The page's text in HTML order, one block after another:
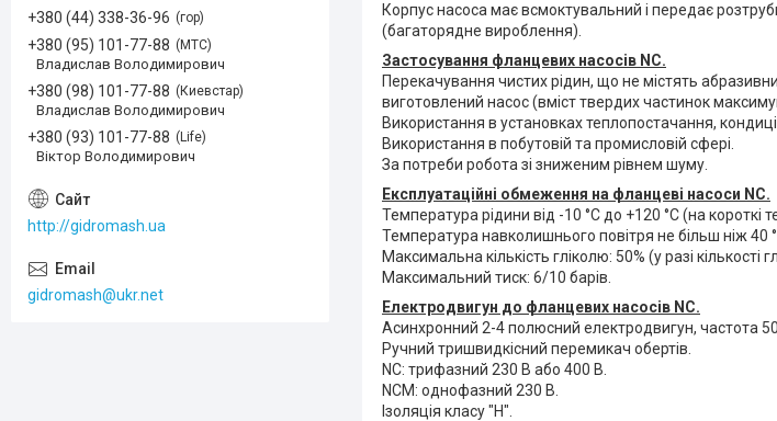
Корпус насоса має всмоктувальний і передає
(багаторядне вироблення).
Застосування фланцевих насосів NC.
Перекачування чистих рідин, що не містять
виготовлений насос (вміст твердих частинок
Використання в установках теплопостачання,
Використання в побутовій та промисловій сфері.
За потреби робота зі зниженим рівнем шуму.
Експлуатаційні обмеження на фланцеві насоси NC.
Температура рідини від -10 °C до +120 °C (на короткі
Температура навколишнього повітря не більш ніж 40
Максимальна кількість гліколю: 50% (у разі
Максимальний тиск: 6/10 барів.
Електродвигун до фланцевих насосів NC.
Асинхронний 2-4 полюсний електродвигун, частота 50
Ручний тришвидкісний перемикач обертів.
NC: трифазний 230 В або 400 В.
NCM: однофазний 230 В.
Ізоляція класу "H".
+380 (44) 338-36-96 гор
+380 (95) 101-77-88 МТС
Владислав Володимирович
+380 (98) 101-77-88 Киевстар
Владислав Володимирович
+380 (93) 101-77-88 Life
Віктор Володимирович
http://gidromash.ua
gidromash@ukr.net